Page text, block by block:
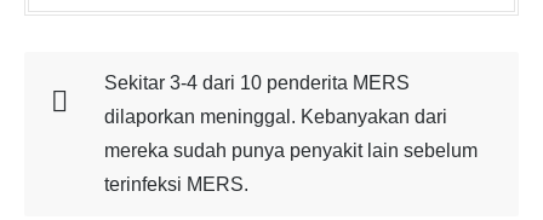
Sekitar 3-4 dari 10 penderita MERS
dilaporkan meninggal. Kebanyakan dari
mereka sudah punya penyakit lain sebelum
terinfeksi MERS.